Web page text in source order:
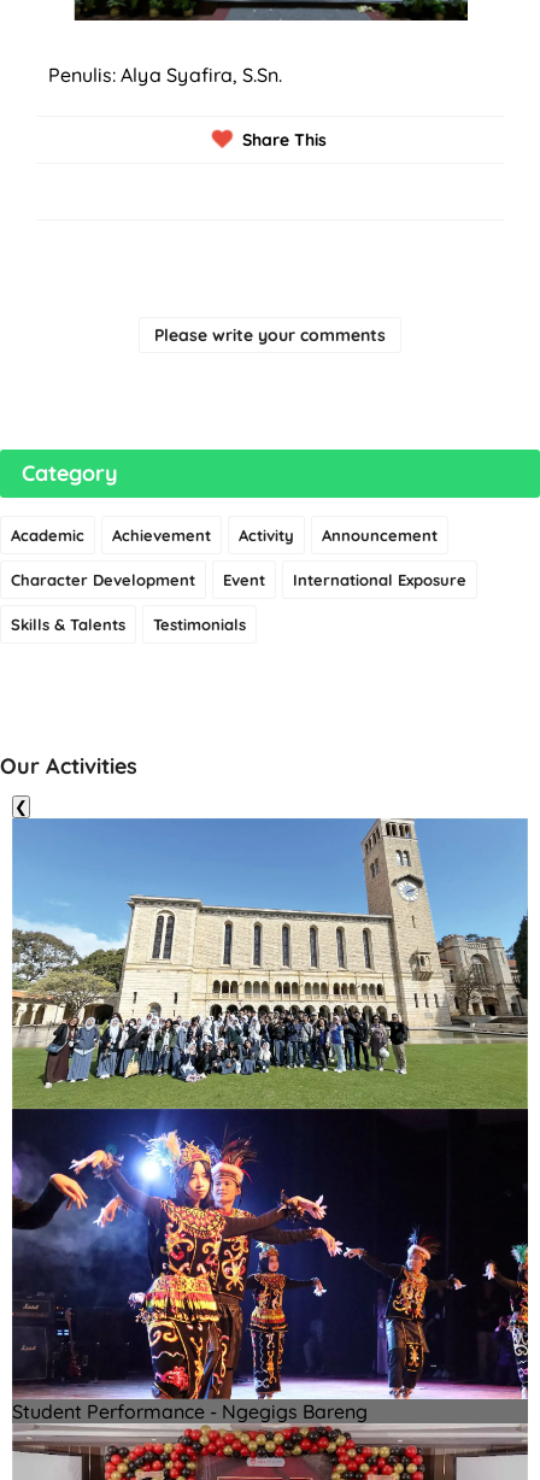
Penulis: Alya Syafira, S.Sn.
Share This
Please write your comments
Category
Academic Achievement Activity Announcement
Character Development Event International Exposure
Skills & Talents Testimonials
Our Activities
❮
Student Performance - Ngegigs Bareng